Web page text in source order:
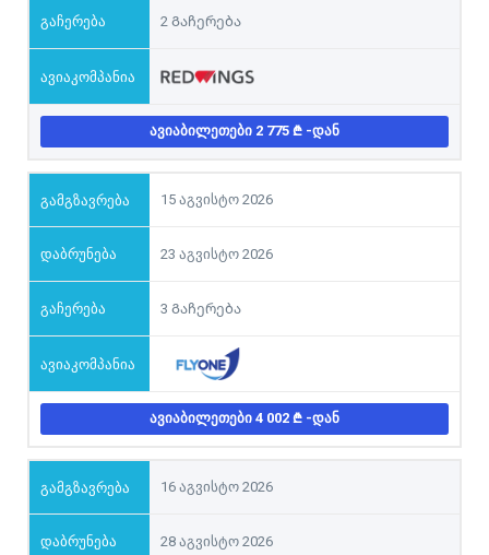
2 Გაჩერება
ᲐᲕᲘᲐᲑᲘᲚᲔᲗᲔᲑᲘ 2 775 -ᲓᲐᲜ
15 აგვისტო 2026
23 აგვისტო 2026
3 Გაჩერება
ᲐᲕᲘᲐᲑᲘᲚᲔᲗᲔᲑᲘ 4 002 -ᲓᲐᲜ
16 აგვისტო 2026
28 აგვისტო 2026